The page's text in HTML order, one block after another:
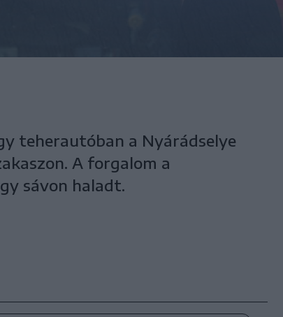
teherautóban a Nyárádselye
A forgalom a
sávon haladt.